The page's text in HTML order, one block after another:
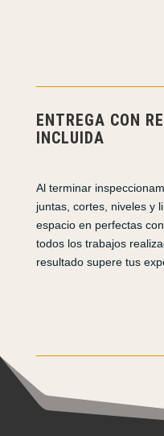
ENTREGA CON
INCLUIDA
Al terminar
juntas, cortes, niveles y
espacio en perfectas
todos los trabajos
resultado supere tus